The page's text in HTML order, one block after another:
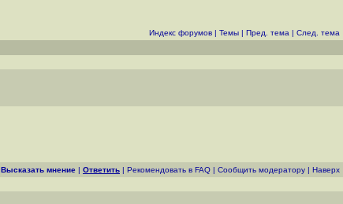
Индекс форумов | Темы | Пред. тема | След. тема
Высказать мнение | Ответить | Рекомендовать в FAQ | Cообщить модератору | Наверх